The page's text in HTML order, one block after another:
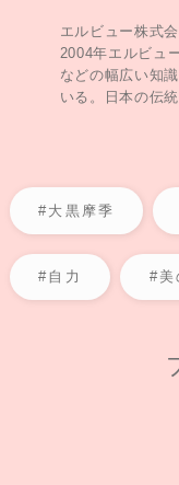
エルビュー株式
2004年エルビュ
などの幅広い知
いる。日本の伝
#大黒摩季
#自力 #美